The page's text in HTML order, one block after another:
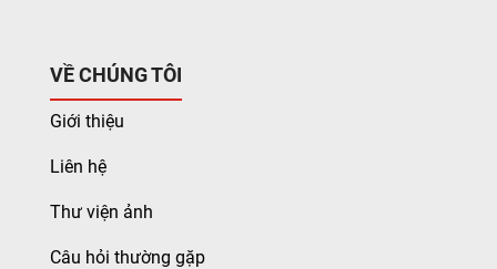
VỀ CHÚNG TÔI
Giới thiệu
Liên hệ
Thư viện ảnh
Câu hỏi thường gặp